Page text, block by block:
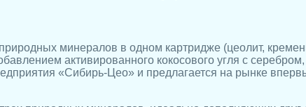
минералов в одном картридже (цеолит,
активированного кокосового угля с
«Сибирь-Цео» и предлагается на рынке